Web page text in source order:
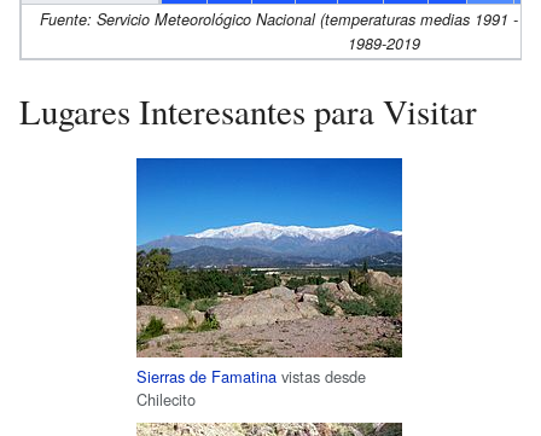
Fuente: Servicio Meteorológico Nacional (temperaturas medias 1991 -
1989-2019
Lugares Interesantes para Visitar
Sierras de Famatina vistas desde
Chilecito